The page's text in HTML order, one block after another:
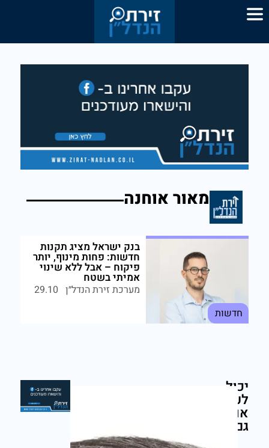
יכול
לעניין
אותך
גם
מאור אוחנה
חדשות
בנק ישראל מציג תקנות
חדשות: פחות מינוף, יותר
פיקוח – אבל ללא שינוי
אמיתי בשטח
מערכת זירת הנדל״ן 29.10